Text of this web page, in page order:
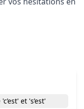
et 's’est'